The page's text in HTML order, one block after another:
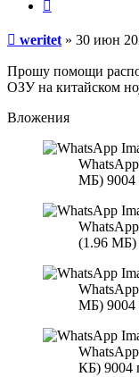
Сообщение
weritet » 30 июн
Прошу помощи
ОЗУ на китайском
Вложения
МБ) 9004
(1.96 МБ)
МБ) 9004
КБ) 9004